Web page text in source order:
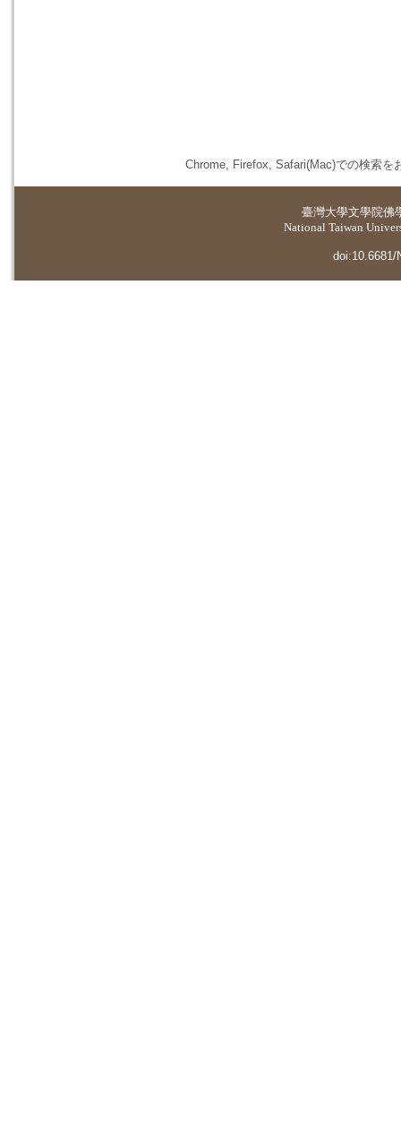
Chrome, Firefox, Safari(Mac)での検索を
臺灣大學文學院佛
National Taiwan
doi:10.6681/